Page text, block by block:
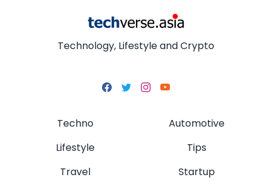
Technology, Lifestyle and Crypto
Techno
Lifestyle
Travel
Automotive
Tips
Startup